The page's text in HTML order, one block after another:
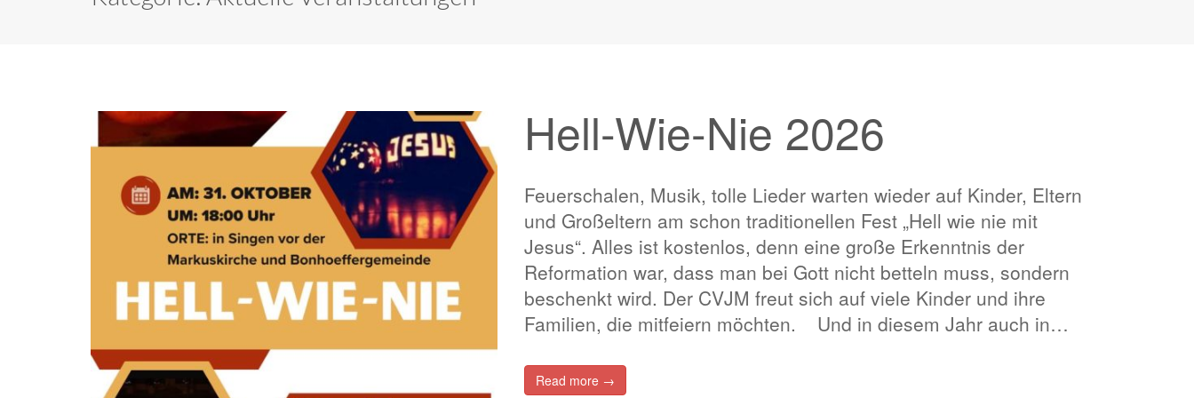
Hell-Wie-Nie 2026
Feuerschalen, Musik, tolle Lieder warten wieder auf Kinder, Eltern
und Großeltern am schon traditionellen Fest „Hell wie nie mit
Jesus“. Alles ist kostenlos, denn eine große Erkenntnis der
Reformation war, dass man bei Gott nicht betteln muss, sondern
beschenkt wird. Der CVJM freut sich auf viele Kinder und ihre
Familien, die mitfeiern möchten. Und in diesem Jahr auch in…
Read more →